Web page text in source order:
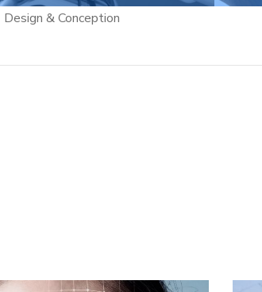
Véhicules connectés